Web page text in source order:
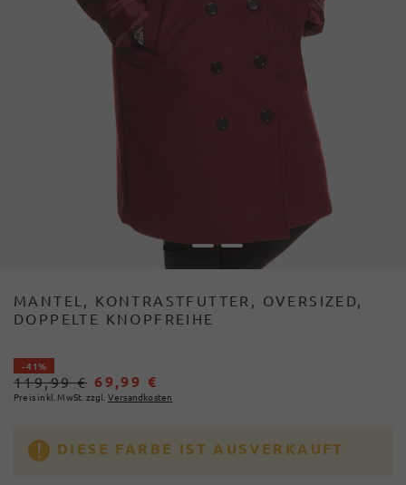
2 3
MANTEL, KONTRASTFUTTER, OVERSIZED,
DOPPELTE KNOPFREIHE
- 41%
119,99 € 69,99 €
Preis inkl. MwSt. zzgl. Versandkosten
DIESE FARBE IST AUSVERKAUFT